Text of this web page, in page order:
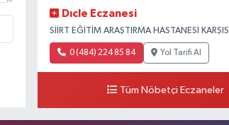
Dıcle Eczanesi
SİİRT EĞİTİM ARAŞTIRMA HASTANESİ KARŞISI
0 (484) 224 85 84 Yol Tarifi Al
Tüm Nöbetçi Eczaneler